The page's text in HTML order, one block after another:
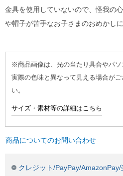
金具を使用していないので、怪我の
や帽子が苦手なお子さまのおめかし
※商品画像は、光の当たり具合やパソ
実際の色味と異なって見える場合が
い。
サイズ・素材等の詳細はこちら
商品についてのお問い合わせ
クレジット/PayPay/AmazonPay/